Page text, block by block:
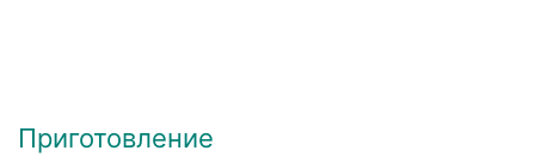
Приготовление